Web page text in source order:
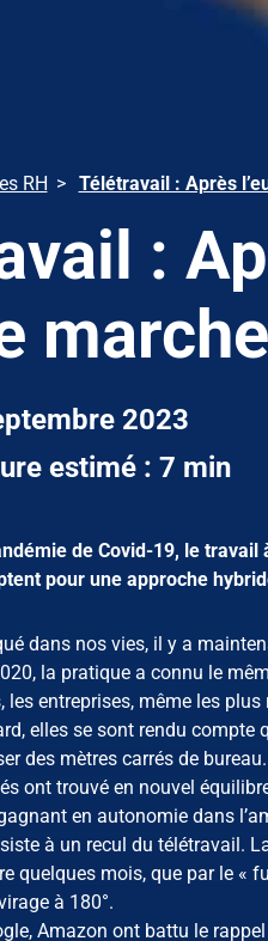
RH Télétravail : Après
:
2023
estimé : 7 min
de Covid-19, le
pour une approche
dans nos vies, il y a
la pratique a connu le
les entreprises, même les
elles se sont rendu compte
des mètres carrés de bureau.
ont trouvé en nouvel
en autonomie dans
à un recul du télétravail.
quelques mois, que par le «
à 180°.
Amazon ont battu le